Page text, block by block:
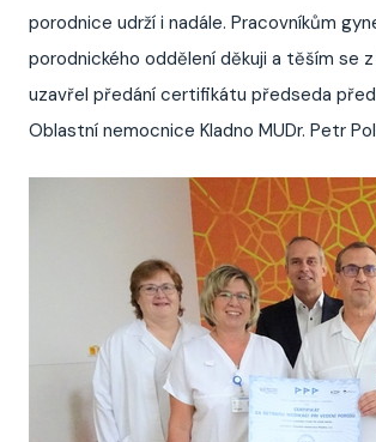
porodnice udrží i nadále. Pracovníkům
porodnického oddělení děkuji a těším se z
uzavřel předání certifikátu předseda
Oblastní nemocnice Kladno MUDr. Petr